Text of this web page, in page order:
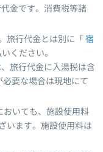
金です。消費税等諸
旅行代金とは別に「 宿
ください。
旅行代金に入湯税は含
必要な場合は現地にて
いても、施設使用料
います。施設使用料は